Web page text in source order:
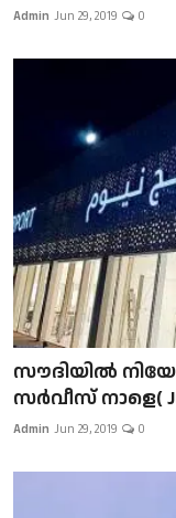
Admin Jun 29, 2019 0
സൗദിയിൽ
സർവീസ് നാളെ(
Admin Jun 29, 2019 0